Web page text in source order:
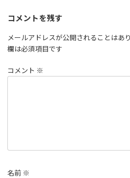
コメントを残す
メールアドレスが公開されることはあ
欄は必須項目です
コメント ※
名前 ※